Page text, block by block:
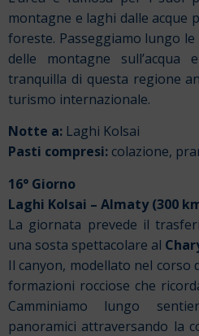
montagne e laghi dalle acque
foreste. Passeggiamo lungo
delle montagne sull’acqua
tranquilla di questa regione
turismo internazionale.
Notte a: Laghi Kolsai
Pasti compresi: colazione,
16° Giorno
Laghi Kolsai – Almaty (300
La giornata prevede il
una sosta spettacolare al
Il canyon, modellato nel corso
formazioni rocciose che
Camminiamo lungo
panoramici attraversando la